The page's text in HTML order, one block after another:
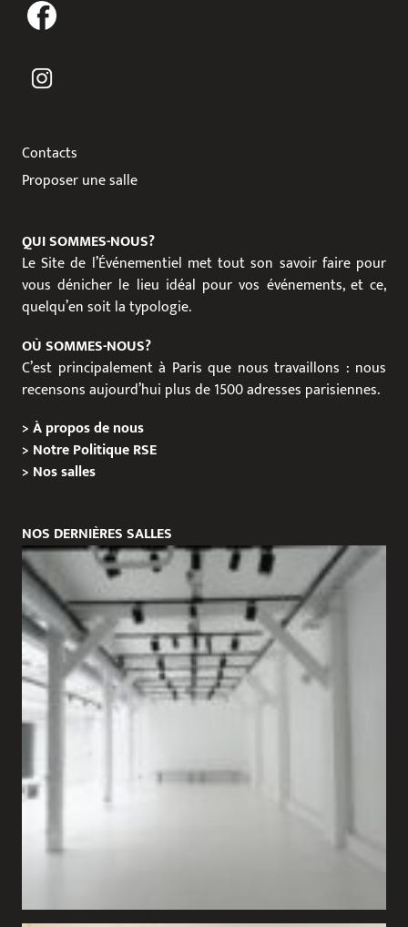
Contacts
Proposer une salle
QUI SOMMES-NOUS?
Le Site de l’Événementiel met tout son savoir faire pour
vous dénicher le lieu idéal pour vos événements, et ce,
quelqu’en soit la typologie.
OÙ SOMMES-NOUS?
C’est principalement à Paris que nous travaillons : nous
recensons aujourd’hui plus de 1500 adresses parisiennes.
>À propos de nous
> Notre Politique RSE
> Nos salles
NOS DERNIÈRES SALLES